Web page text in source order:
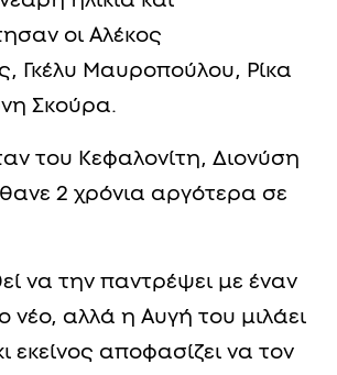
οι Αλέκος
Γκέλυ Μαυροπούλου, Ρίκα
Σκούρα.
του Κεφαλονίτη, Διονύση
2 χρόνια αργότερα σε
να την παντρέψει με έναν
νέο, αλλά η Αυγή του μιλάει
εκείνος αποφασίζει να τον